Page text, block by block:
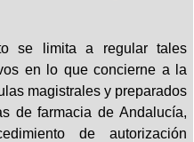
se limita a regular tales
en lo que concierne a la
magistrales y preparados
de farmacia de Andalucía,
de autorización